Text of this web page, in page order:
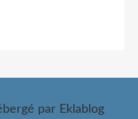
par Eklablog